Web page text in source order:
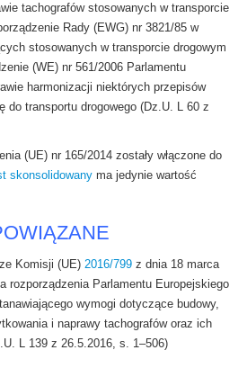
tachografów stosowanych w transporcie
Rady (EWG) nr 3821/85 w
stosowanych w transporcie drogowym
(WE) nr 561/2006 Parlamentu
harmonizacji niektórych przepisów
do transportu drogowego (Dz.U. L 60 z
(UE) nr 165/2014 zostały włączone do
skonsolidowany ma jedynie wartość
Komisji (UE) 2016/799 z dnia 18 marca
rozporządzenia Parlamentu Europejskiego
wymogi dotyczące budowy,
i naprawy tachografów oraz ich
L 139 z 26.5.2016, s. 1–506)